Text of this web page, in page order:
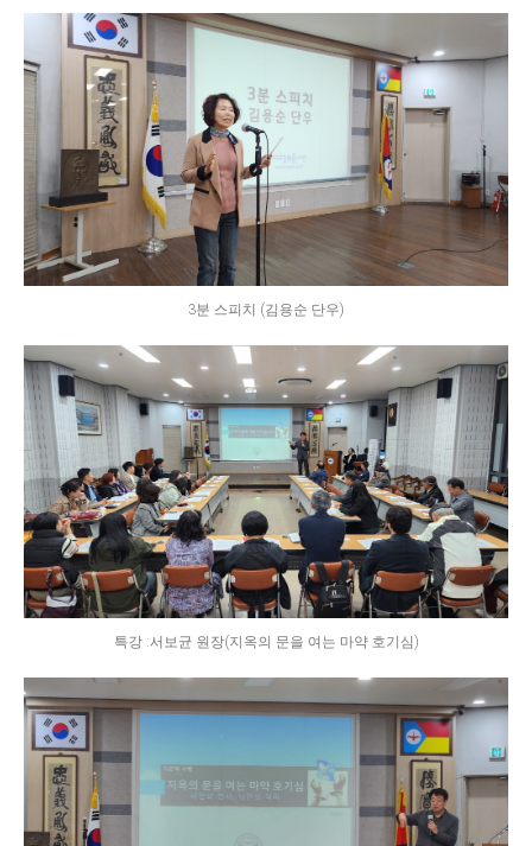
3분 스피치 (김용순 단우)
특강 :서보균 원장(지옥의 문을 여는 마약 호기심)